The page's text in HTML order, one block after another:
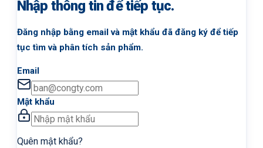
Nhập thông tin để tiếp tục.
Đăng nhập bằng email và mật khẩu đã đăng ký để tiếp
tục tìm và phân tích sản phẩm.
Email
Mật khẩu
Quên mật khẩu?